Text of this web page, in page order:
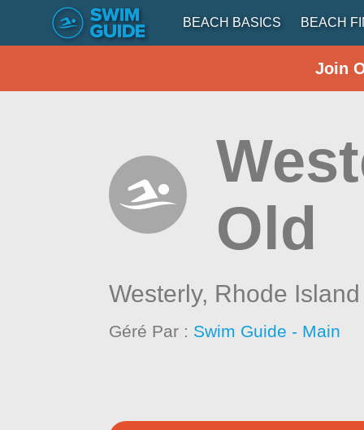
BEACH BASICS BEACH
Join
Old
Westerly, Rhode Island
Géré Par : Swim Guide - Main